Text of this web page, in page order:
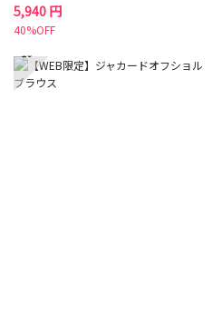
5,940 円
40%OFF
10